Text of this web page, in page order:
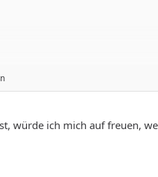
würde ich mich auf freuen,